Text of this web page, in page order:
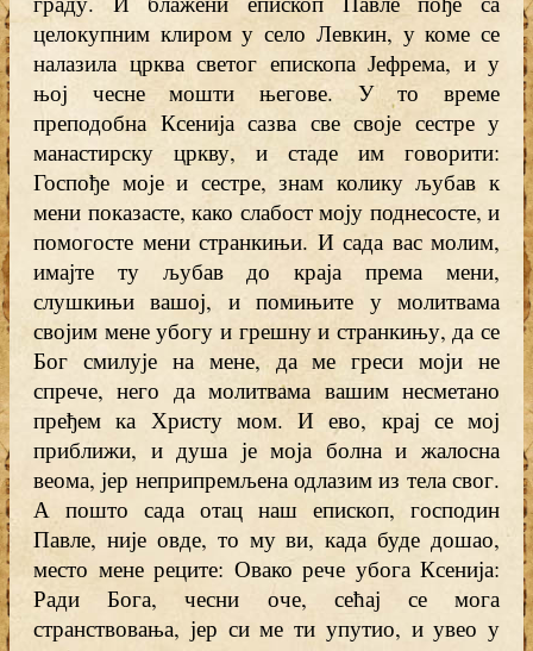
целокупним клиром у село Левкин, у коме се
налазила црква светог епископа Јефрема, и у
њој чесне мошти његове. У то време
преподобна Ксенија сазва све своје сестре у
манастирску цркву, и стаде им говорити:
Госпође моје и сестре, знам колику љубав к
мени показасте, како слабост моју поднесосте, и
помогосте мени странкињи. И сада вас молим,
имајте ту љубав до краја према мени,
слушкињи вашој, и помињите у молитвама
својим мене убогу и грешну и странкињу, да се
Бог смилује на мене, да ме греси моји не
спрече, него да молитвама вашим несметано
пређем ка Христу мом. И ево, крај се мој
приближи, и душа је моја болна и жалосна
веома, јер неприпремљена одлазим из тела свог.
А пошто сада отац наш епископ, господин
Павле, није овде, то му ви, када буде дошао,
место мене реците: Овако рече убога Ксенија:
Ради Бога, чесни оче, сећај се мога
странствовања, јер си ме ти упутио, и увео у